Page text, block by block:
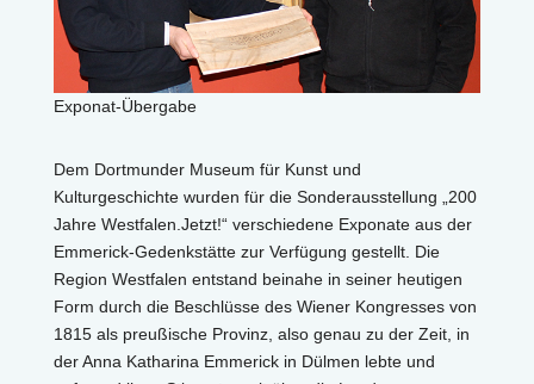
Exponat-Übergabe
Dem Dortmunder Museum für Kunst und
Kulturgeschichte wurden für die Sonderausstellung „200
Jahre Westfalen.Jetzt!“ verschiedene Exponate aus der
Emmerick-Gedenkstätte zur Verfügung gestellt. Die
Region Westfalen entstand beinahe in seiner heutigen
Form durch die Beschlüsse des Wiener Kongresses von
1815 als preußische Provinz, also genau zu der Zeit, in
der Anna Katharina Emmerick in Dülmen lebte und